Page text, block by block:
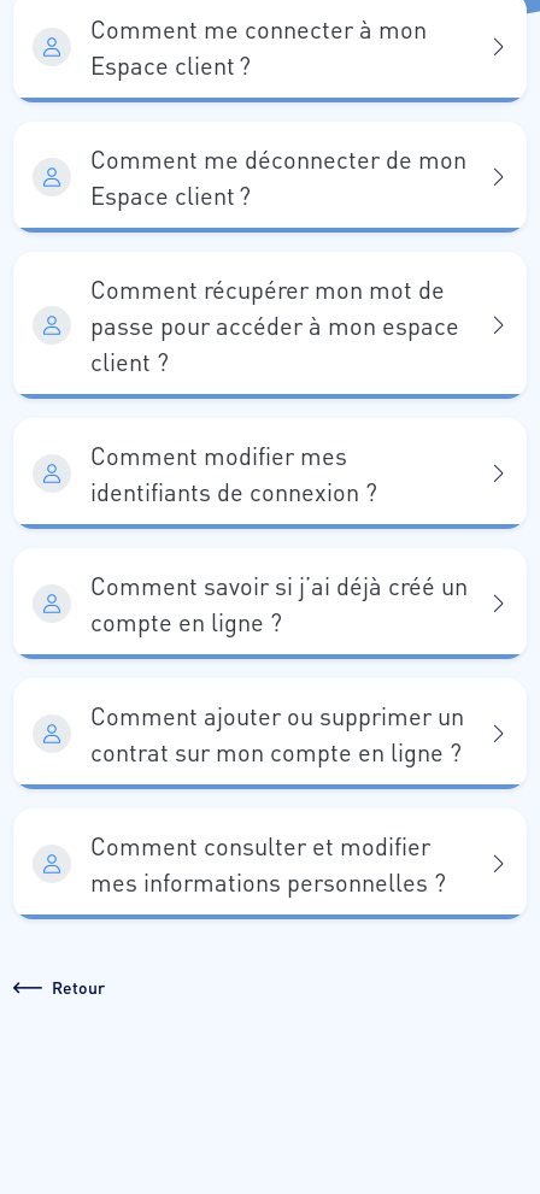
Comment me connecter à mon
Espace client ?
Comment me déconnecter de mon
Espace client ?
Comment récupérer mon mot de
passe pour accéder à mon espace
client ?
Comment modifier mes
identifiants de connexion ?
Comment savoir si j’ai déjà créé un
compte en ligne ?
Comment ajouter ou supprimer un
contrat sur mon compte en ligne ?
Comment consulter et modifier
mes informations personnelles ?
Retour